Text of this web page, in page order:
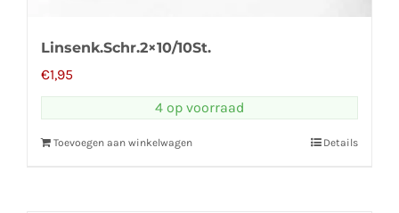
Linsenk.Schr.2×10/10St.
€1,95
4 op voorraad
Toevoegen aan winkelwagen Details